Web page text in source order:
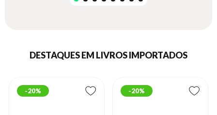
DESTAQUES EM LIVROS IMPORTADOS
20% 20%